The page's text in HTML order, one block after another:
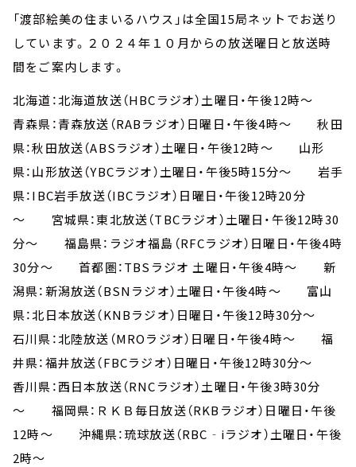
「渡部絵美の住まいるハウス」は全国15局ネットでお送り
しています。２０２４年１０月からの放送曜日と放送時
間をご案内します。
北海道：北海道放送（HBCラジオ）土曜日・午後12時～
青森県：青森放送（RABラジオ）日曜日・午後4時～ 秋田
県：秋田放送（ABSラジオ）土曜日・午後12時～ 山形
県：山形放送（YBCラジオ）土曜日・午後5時15分～ 岩手
県：IBC岩手放送（IBCラジオ）日曜日・午後12時20分
～ 宮城県：東北放送（TBCラジオ）土曜日・午後12時30
分～ 福島県：ラジオ福島（RFCラジオ）日曜日・午後4時
30分～ 首都圏：TBSラジオ 土曜日・午後4時～ 新
潟県：新潟放送（BSNラジオ）土曜日・午後4時～ 富山
県：北日本放送（KNBラジオ）日曜日・午後12時30分～
石川県：北陸放送（MROラジオ）日曜日・午後4時～ 福
井県：福井放送（FBCラジオ）日曜日・午後12時30分～
香川県：西日本放送（RNCラジオ）土曜日・午後3時30分
～ 福岡県：ＲＫＢ毎日放送（RKBラジオ）日曜日・午後
12時～ 沖縄県：琉球放送（RBC‐iラジオ）土曜日・午後
2時～